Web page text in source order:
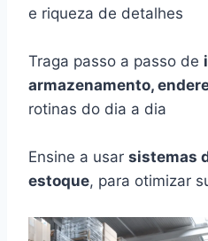
e riqueza de detalhes
Traga passo a passo de
armazenamento,
rotinas do dia a dia
Ensine a usar sistemas
estoque, para otimizar